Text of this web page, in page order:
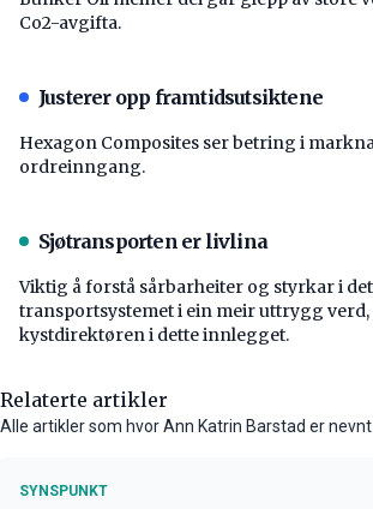
Co2-avgifta.
Justerer opp framtidsutsiktene
Hexagon Composites ser betring i
ordreinngang.
Sjøtransporten er livlina
Viktig å forstå ­sårbarheiter og styrkar i
transport­systemet i ein meir uttrygg
kystdirektøren i dette innlegget.
Relaterte artikler
Alle artikler som hvor Ann Katrin Barstad er nevnt
SYNSPUNKT